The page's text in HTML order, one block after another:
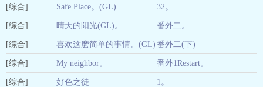
[综合] Safe Place。(GL) 32。
[综合] 晴天的阳光(GL)。 番外二。
[综合] 喜欢这麽简单的事情。(GL) 番外二(下)
[综合] My neighbor。 番外1Restart。
[综合] 好色之徒 1。